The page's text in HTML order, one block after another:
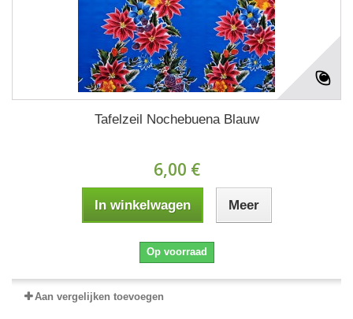
Tafelzeil Nochebuena Blauw
6,00 €
In winkelwagen Meer
Op voorraad
Aan vergelijken toevoegen